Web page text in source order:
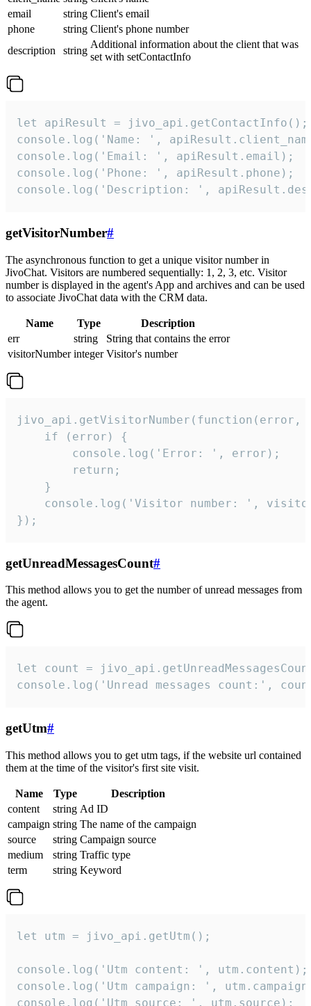
email
string Client's email
phone
string Client's phone number
description
string
Additional information about the client that was
set with setContactInfo
let apiResult = jivo_api.getContactInfo();
console.log('Name: ',
console.log('Email: ', apiResult.email);
console.log('Phone: ', apiResult.phone);
console.log('Description: ',
getVisitorNumber#
The asynchronous function to get a unique visitor number in
JivoChat. Visitors are numbered sequentially: 1, 2, 3, etc. Visitor
number is displayed in the agent's App and archives and can be used
to associate JivoChat data with the CRM data.
Name Type
Description
err
string
String that contains the error
visitorNumber integer Visitor's number
jivo_api.getVisitorNumber(function(error,
    if (error) {
        console.log('Error: ', error);
        return;
    }
console.log('Visitor number: ',
});
getUnreadMessagesCount#
This method allows you to get the number of unread messages from
the agent.
let count =
console.log('Unread messages count:',
getUtm#
This method allows you to get utm tags, if the website url contained
them at the time of the visitor's first site visit.
Name Type
Description
content
string Ad ID
campaign string The name of the campaign
source
string Campaign source
medium
string Traffic type
term
string Keyword
let utm = jivo_api.getUtm();
console.log('Utm content: ', utm.content);
console.log('Utm campaign: ',
console.log('Utm source: ', utm.source);